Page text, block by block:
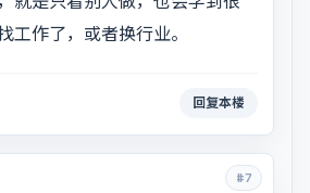
工作了，或者换行业。
回复本楼
#7